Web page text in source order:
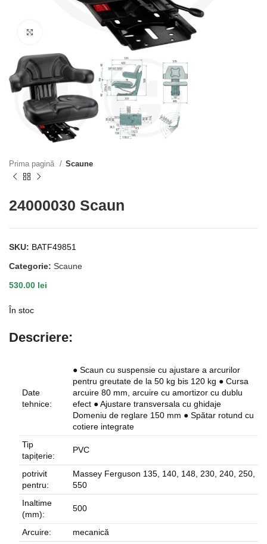
Prima pagină Scaune
24000030 Scaun
SKU: BATF49851
Categorie: Scaune
530.00 lei
În stoc
Descriere:
Date
tehnice:
● Scaun cu suspensie cu ajustare a arcurilor
pentru greutate de la 50 kg bis 120 kg ● Cursa
arcuire 80 mm, arcuire cu amortizor cu dublu
efect ● Ajustare transversala cu ghidaje
Domeniu de reglare 150 mm ● Spătar rotund cu
cotiere integrate
Tip
tapițerie:
PVC
potrivit
pentru:
Massey Ferguson 135, 140, 148, 230, 240, 250,
550
Inaltime
(mm):
500
Arcuire:
mecanică